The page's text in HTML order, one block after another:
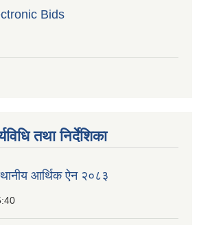
Bids
तथा निर्देशिका
आर्थिक ऐन २०८३